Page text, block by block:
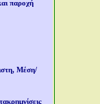
παροχή
Μέση/